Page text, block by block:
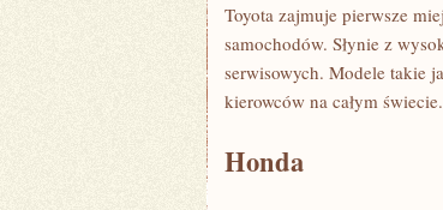
Toyota zajmuje pierwsze
samochodów. Słynie z
serwisowych. Modele ​takie
kierowców na​ całym świecie.
Honda